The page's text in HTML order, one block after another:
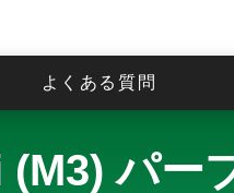
よくある質問
パー